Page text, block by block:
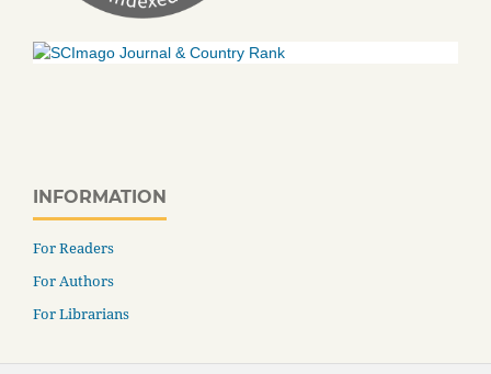
INFORMATION
For Readers
For Authors
For Librarians